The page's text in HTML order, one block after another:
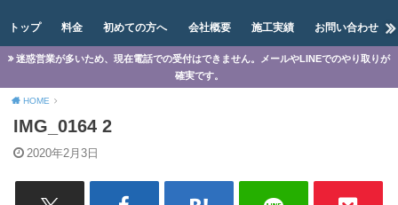
トップ 料金 初めての方へ 会社概要 施工実績 お問い合わせ
迷惑営業が多いため、現在電話での受付はできません。メールやLINEでのやり取りが
確実です。
HOME
IMG_0164 2
2020年2月3日